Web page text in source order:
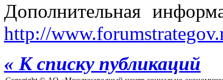
Дополнительная
http://
« К списку публикаций